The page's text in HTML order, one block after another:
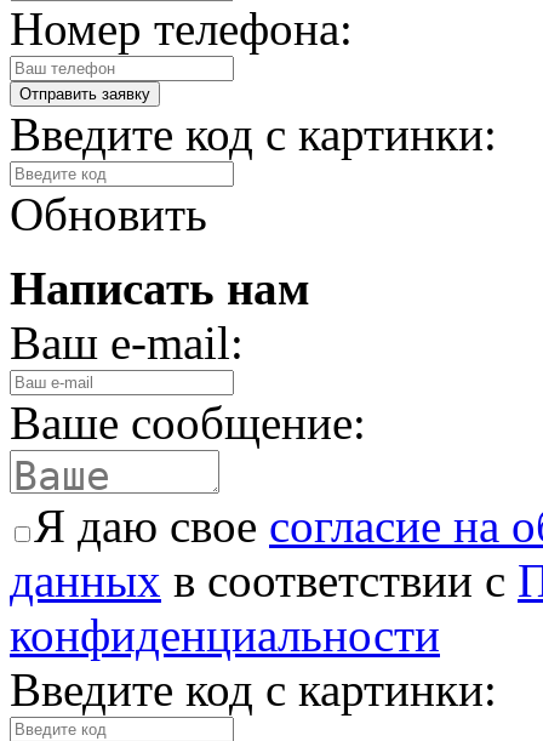
Номер телефона:
Введите код с картинки:
Обновить
Написать нам
Ваш e-mail:
Ваше сообщение:
Я даю свое согласие на
данных в соответствии с
конфиденциальности
Введите код с картинки: